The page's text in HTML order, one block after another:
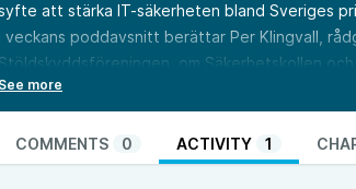
att stärka IT-säkerheten bland Sveriges
veckans poddavsnitt berättar Per Klingvall,
Stöldskyddsföreningen, om Säkerhetskollen
Digitala varningsgruppen som
också Stöldskyddsföreningens
berättar om deras stundande projekt
fullständiga shownotes påhttps://
COMMENTS 0 ACTIVITY 1